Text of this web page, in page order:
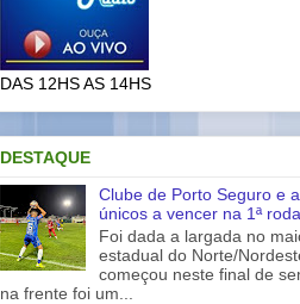
DAS 12HS AS 14HS
DESTAQUE
Clube de Porto Seguro e
únicos a vencer na 1ª
Foi dada a largada no
estadual do Norte/
começou neste final de
na frente foi um...